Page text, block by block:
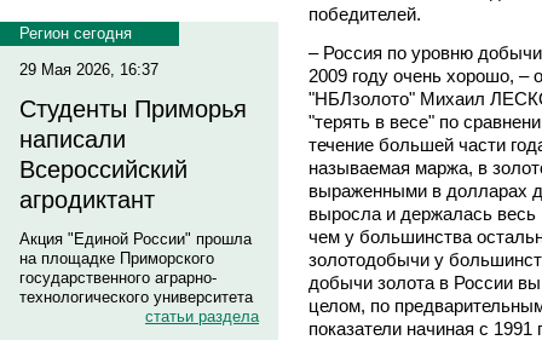
Регион сегодня
29 Мая 2026, 16:37
Студенты Приморья
написали
Всероссийский
агродиктант
Акция "Единой России" прошла
на площадке Приморского
государственного аграрно-
технологического университета
статьи раздела
победителей.
– Россия по уровню
2009 году очень хорошо, –
"НБЛзолото" Михаил
"терять в весе" по
течение большей части
называемая маржа, в
выраженными в долларах
выросла и держалась весь
чем у большинства
золотодобычи у
добычи золота в России
целом, по
показатели начиная с